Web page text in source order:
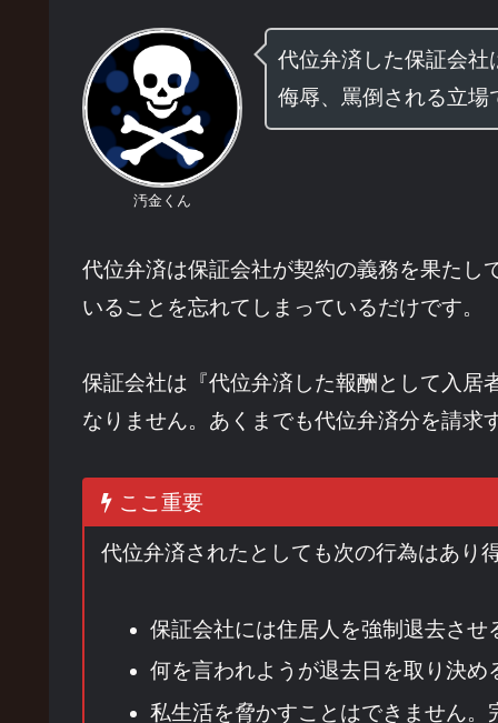
汚金くん
代位弁済した保証会社
侮辱、罵倒される立場
代位弁済は保証会社が契約の義務を果たし
いることを忘れてしまっているだけです。
保証会社は『代位弁済した報酬として入居
なりません。あくまでも代位弁済分を請求
ここ重要
代位弁済されたとしても次の行為はあり
保証会社には住居人を強制退去させ
何を言われようが退去日を取り決め
私生活を脅かすことはできません。